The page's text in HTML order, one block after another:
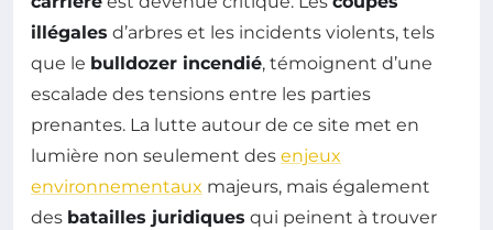
illégales d’arbres et les incidents violents, tels
que le bulldozer incendié, témoignent d’une
escalade des tensions entre les parties
prenantes. La lutte autour de ce site met en
lumière non seulement des enjeux
environnementaux majeurs, mais également
des batailles juridiques qui peinent à trouver